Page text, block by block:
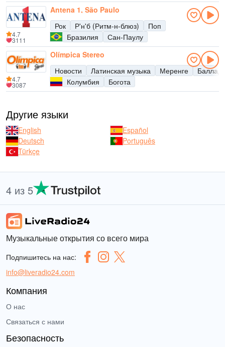
Antena 1, São Paulo
Рок
Р'н'б (Ритм-н-блюз)
Поп
Бразилия
Сан-Паулу
4.7
3111
Olímpica Stereo
Новости
Латинская музыка Меренге
Колумбия
Богота
4.7
3087
Другие языки
English
Español
Deutsch
Português
Türkçe
4 из 5
Музыкальные открытия со всего мира
Подпишитесь на нас:
info@liveradio24.com
Компания
О нас
Связаться с нами
Безопасность